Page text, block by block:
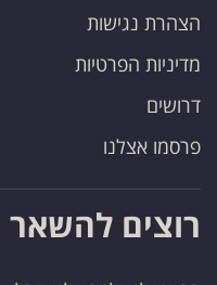
הצהרת נגישות
מדיניות הפרטיות
דרושים
פרסמו אצלנו
רוצים להשאר